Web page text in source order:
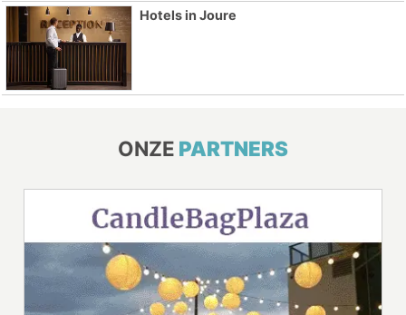
Hotels in Joure
ONZE PARTNERS